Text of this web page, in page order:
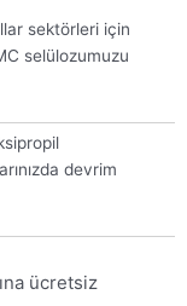
sektörleri için
selülozumuzu
devrim
ücretsiz